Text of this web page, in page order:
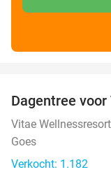
Dagentree
Vitae
Goes
Verkocht: 1.182